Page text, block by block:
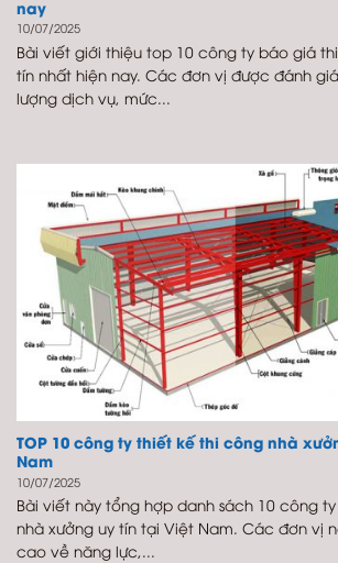
nay
10/07/2025
Bài viết giới thiệu top 10 công ty báo giá
tín nhất hiện nay. Các đơn vị được đánh
lượng dịch vụ, mức...
TOP 10 công ty thiết kế thi công nhà
Nam
10/07/2025
Bài viết này tổng hợp danh sách 10 công
nhà xưởng uy tín tại Việt Nam. Các đơn vị
cao về năng lực,...